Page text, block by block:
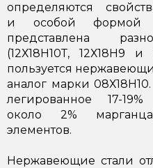
определяются
и особой формой
представлена
(12Х18Н10Т, 12Х18Н9
пользуется
аналог марки
легированное 17-
около 2%
элементов.
Нержавеющие стали